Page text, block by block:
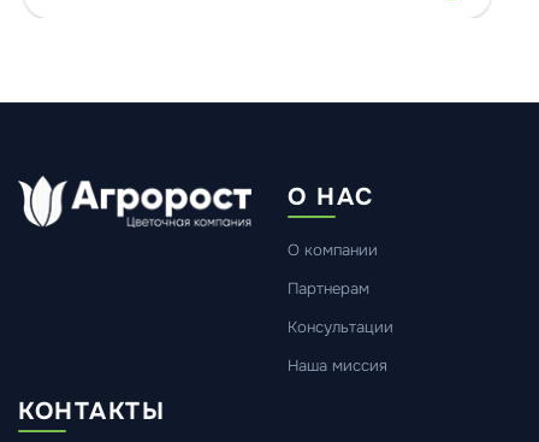
О НАС
О компании
Партнерам
Консультации
Наша миссия
КОНТАКТЫ